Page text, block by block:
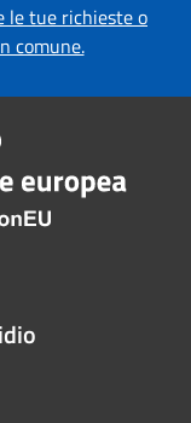
le tue richieste o
comune.